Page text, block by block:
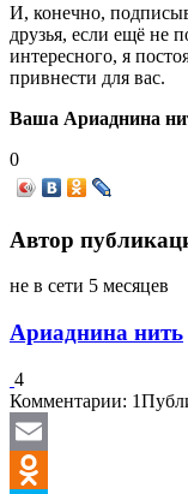
И, конечно,
друзья, если ещё не
интересного, я
привнести для вас.
Ваша Ариаднина
0
Автор
не в сети 5 месяцев
Ариаднина нить
4
Комментарии: 1
Email